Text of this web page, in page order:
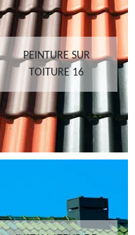
PEINTURE SUR
TOITURE 16